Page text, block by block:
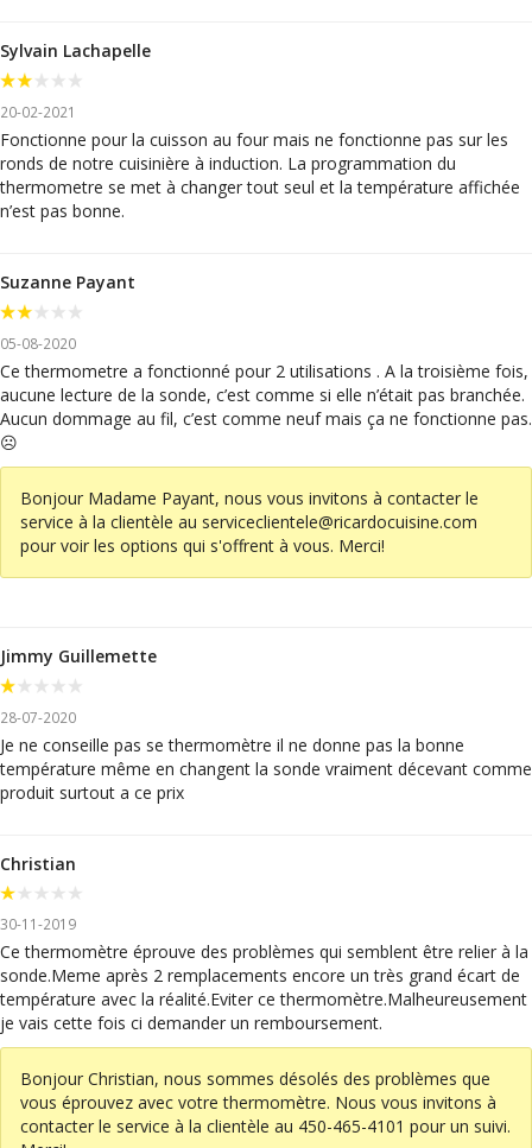
Sylvain Lachapelle
20-02-2021
Fonctionne pour la cuisson au four mais ne fonctionne pas sur les
ronds de notre cuisinière à induction. La programmation du
thermometre se met à changer tout seul et la température affichée
n’est pas bonne.
Suzanne Payant
05-08-2020
Ce thermometre a fonctionné pour 2 utilisations . A la troisième fois,
aucune lecture de la sonde, c’est comme si elle n’était pas branchée.
Aucun dommage au fil, c’est comme neuf mais ça ne fonctionne pas.
☹️
Bonjour Madame Payant, nous vous invitons à contacter le
service à la clientèle au serviceclientele@ricardocuisine.com
pour voir les options qui s'offrent à vous. Merci!
Jimmy Guillemette
28-07-2020
Je ne conseille pas se thermomètre il ne donne pas la bonne
température même en changent la sonde vraiment décevant comme
produit surtout a ce prix
Christian
30-11-2019
Ce thermomètre éprouve des problèmes qui semblent être relier à la
sonde.Meme après 2 remplacements encore un très grand écart de
température avec la réalité.Eviter ce thermomètre.Malheureusement
je vais cette fois ci demander un remboursement.
Bonjour Christian, nous sommes désolés des problèmes que
vous éprouvez avec votre thermomètre. Nous vous invitons à
contacter le service à la clientèle au 450-465-4101 pour un suivi.